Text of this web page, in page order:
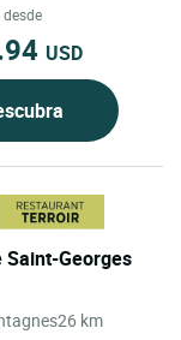
y pintoresco...
desde
USD
Saint-Georges
26 km